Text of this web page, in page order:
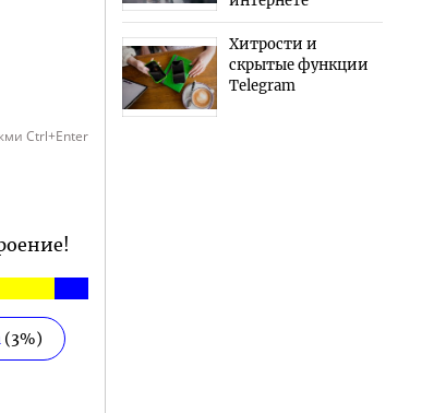
Ctrl+Enter
(3%)
Хитрости и
скрытые функции
Telegram